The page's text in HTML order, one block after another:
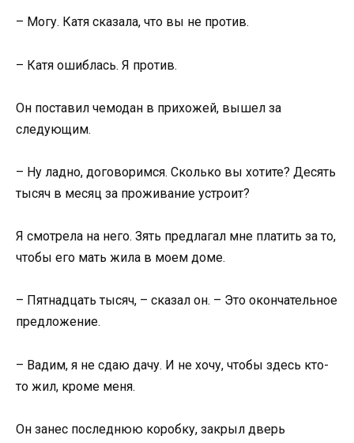
– Могу. Катя сказала, что вы не против.
– Катя ошиблась. Я против.
Он поставил чемодан в прихожей, вышел за
следующим.
– Ну ладно, договоримся. Сколько вы хотите? Десять
тысяч в месяц за проживание устроит?
Я смотрела на него. Зять предлагал мне платить за то,
чтобы его мать жила в моем доме.
– Пятнадцать тысяч, – сказал он. – Это окончательное
предложение.
– Вадим, я не сдаю дачу. И не хочу, чтобы здесь кто-
то жил, кроме меня.
Он занес последнюю коробку, закрыл дверь